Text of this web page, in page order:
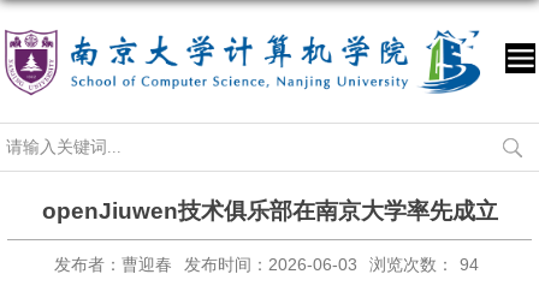
openJiuwen技术俱乐部在南京大学率先成立
发布者：曹迎春 发布时间：2026-06-03 浏览次数： 94